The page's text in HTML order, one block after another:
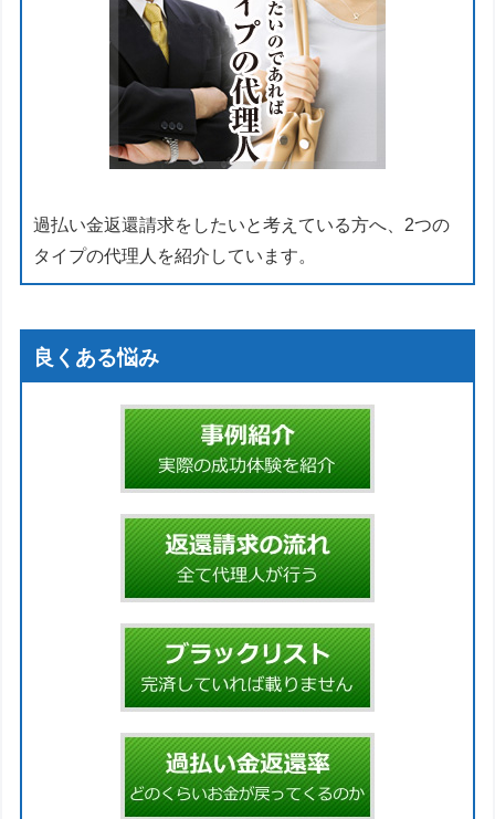
過払い金返還請求をしたいと考えている方へ、2つの
タイプの代理人を紹介しています。
良くある悩み